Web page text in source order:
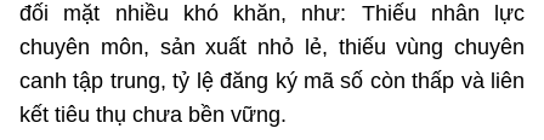
đối mặt nhiều khó khăn, như: Thiếu nhân lực
chuyên môn, sản xuất nhỏ lẻ, thiếu vùng chuyên
canh tập trung, tỷ lệ đăng ký mã số còn thấp và liên
kết tiêu thụ chưa bền vững.